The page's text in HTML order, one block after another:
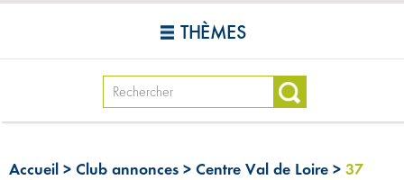
THÈMES
Accueil > Club annonces > Centre Val de Loire > 37